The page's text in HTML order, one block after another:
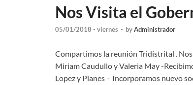
Nos Visita el
05/01/2018 - viernes - byAdministrador
Compartimos la reunión Tridistrital .
Miriam Caudullo y Valeria May -
Lopez y Planes – Incorporamos nuevo